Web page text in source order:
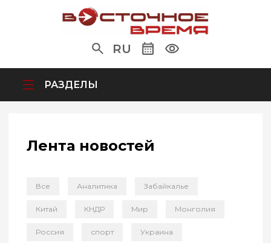
RU
РАЗДЕЛЫ
Лента новостей
Все Аналитика Забайкалье
Китай КНДР Мир Монголия
Россия спорт Украина